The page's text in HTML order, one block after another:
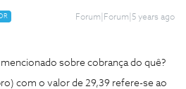
Forum|Forum|5 years ago
sobre cobrança do quê?
com o valor de 29,39 refere-se ao